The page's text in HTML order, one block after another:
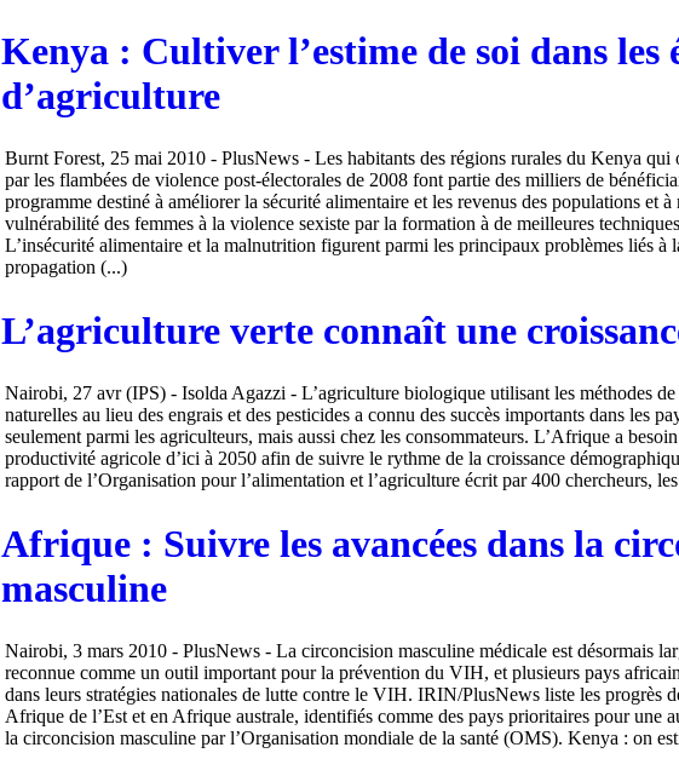
Kenya : Cultiver l’estime de soi dans les
d’agriculture
Burnt Forest, 25 mai 2010 - PlusNews - Les habitants des régions rurales du Kenya qui
par les flambées de violence post-électorales de 2008 font partie des milliers de
programme destiné à améliorer la sécurité alimentaire et les revenus des populations et à
vulnérabilité des femmes à la violence sexiste par la formation à de meilleures
L’insécurité alimentaire et la malnutrition figurent parmi les principaux problèmes liés à
propagation (...)
L’agriculture verte connaît une
Nairobi, 27 avr (IPS) - Isolda Agazzi - L’agriculture biologique utilisant les méthodes
naturelles au lieu des engrais et des pesticides a connu des succès importants dans les
seulement parmi les agriculteurs, mais aussi chez les consommateurs. L’Afrique a
productivité agricole d’ici à 2050 afin de suivre le rythme de la croissance
rapport de l’Organisation pour l’alimentation et l’agriculture écrit par 400 chercheurs,
Afrique : Suivre les avancées dans la
masculine
Nairobi, 3 mars 2010 - PlusNews - La circoncision masculine médicale est désormais
reconnue comme un outil important pour la prévention du VIH, et plusieurs pays
dans leurs stratégies nationales de lutte contre le VIH. IRIN/PlusNews liste les progrès
Afrique de l’Est et en Afrique australe, identifiés comme des pays prioritaires pour une
la circoncision masculine par l’Organisation mondiale de la santé (OMS). Kenya : on